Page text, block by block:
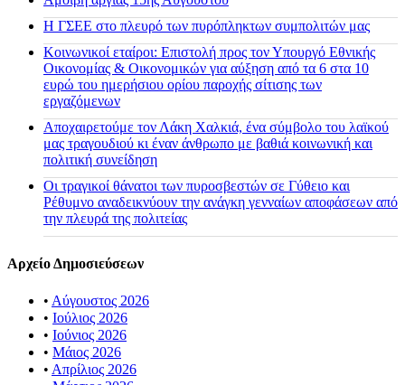
H ΓΣΕΕ στο πλευρό των πυρόπληκτων συμπολιτών μας
Κοινωνικοί εταίροι: Επιστολή προς τον Υπουργό Εθνικής
Οικονομίας & Οικονομικών για αύξηση από τα 6 στα 10
ευρώ του ημερήσιου ορίου παροχής σίτισης των
εργαζόμενων
Αποχαιρετούμε τον Λάκη Χαλκιά, ένα σύμβολο του λαϊκού
μας τραγουδιού κι έναν άνθρωπο με βαθιά κοινωνική και
πολιτική συνείδηση
Οι τραγικοί θάνατοι των πυροσβεστών σε Γύθειο και
Ρέθυμνο αναδεικνύουν την ανάγκη γενναίων αποφάσεων από
την πλευρά της πολιτείας
Αρχείο Δημοσιεύσεων
• Αύγουστος 2026
• Ιούλιος 2026
• Ιούνιος 2026
• Μάιος 2026
• Απρίλιος 2026